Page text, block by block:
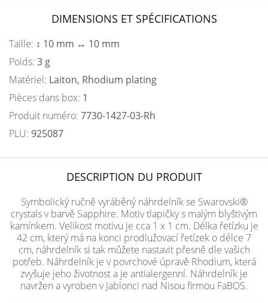
DIMENSIONS ET SPÉCIFICATIONS
Taille: ↕ 10 mm ↔ 10 mm
Poids: 3 g
Matériel: Laiton, Rhodium plating
Pièces dans box: 1
Produit numéro: 7730-1427-03-Rh
PLU: 925087
DESCRIPTION DU PRODUIT
Symbolický ručně vyráběný náhrdelník se Swarovski®
crystals v barvě Sapphire. Motiv tlapičky s malým blyštivým
kamínkem. Velikost motivu je cca 1 x 1 cm. Délka řetízku je
42 cm, který má na konci prodlužovací řetízek o délce 7
cm, náhrdelník si tak můžete nastavit přesně dle vašich
potřeb. Náhrdelník je v povrchové úpravě Rhodium, která
zvyšuje jeho životnost a je antialergenní. Náhrdelník je
navržen a vyroben v Jablonci nad Nisou firmou FaBOS.